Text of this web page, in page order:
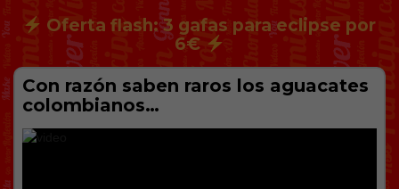
Oferta flash: 3 gafas para eclipse por
6€
Con razón saben raros los aguacates
colombianos…